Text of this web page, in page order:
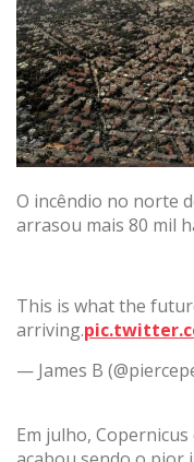
O incêndio no norte
arrasou mais 80 mil
This is what the
arriving.
— James B
Em julho,